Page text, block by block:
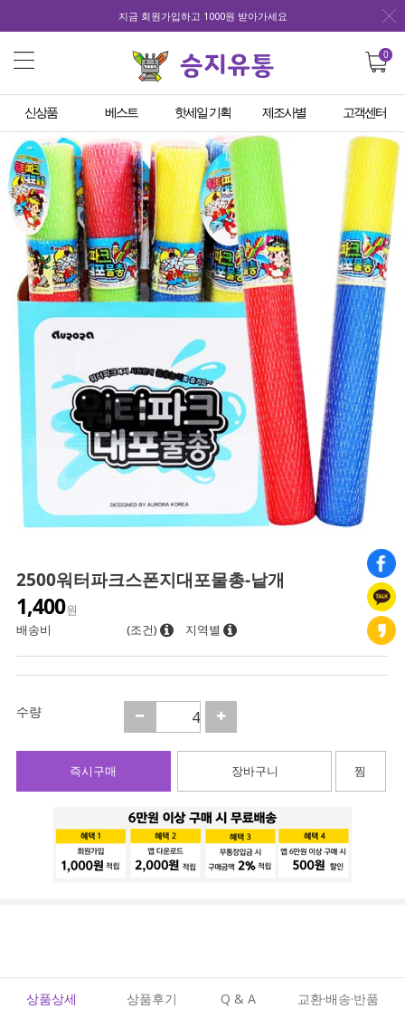
지금 회원가입하고 1000원 받아가세요
0
신상품 베스트 핫세일 기획 제조사별 고객센터
2500워터파크스폰지대포물총-낱개
1,400원
배송비
(조건) 지역별
수량
즉시구매 장바구니 찜
상품상세 상품후기 Q & A 교환·배송·반품